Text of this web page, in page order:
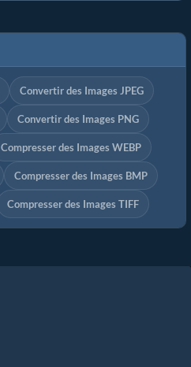
Convertir des Images JPEG
Convertir des Images PNG
Compresser des Images WEBP
Compresser des Images BMP
Compresser des Images TIFF